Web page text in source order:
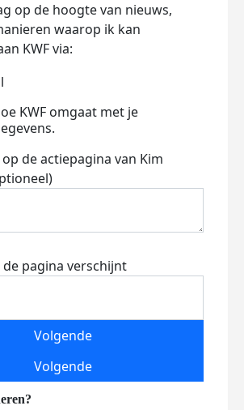
op de hoogte van nieuws,
waarop ik kan
KWF via:
KWF omgaat met je
de actiepagina van Kim
de pagina verschijnt
Volgende
Volgende